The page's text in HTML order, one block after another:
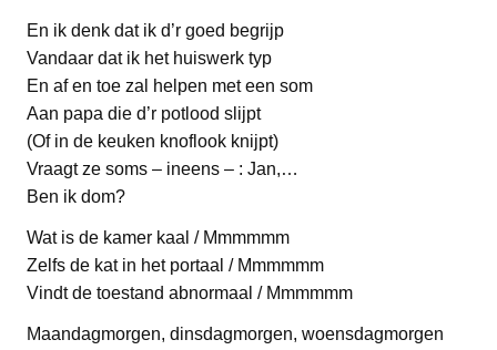
En ik denk dat ik d’r goed begrijp
Vandaar dat ik het huiswerk typ
En af en toe zal helpen met een som
Aan papa die d’r potlood slijpt
(Of in de keuken knoflook knijpt)
Vraagt ze soms – ineens – : Jan,…
Ben ik dom?
Wat is de kamer kaal / Mmmmmm
Zelfs de kat in het portaal / Mmmmmm
Vindt de toestand abnormaal / Mmmmmm
Maandagmorgen, dinsdagmorgen, woensdagmorgen